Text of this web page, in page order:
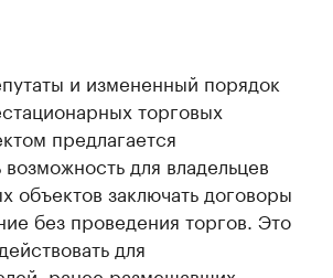
и измененный порядок
торговых
предлагается
для владельцев
объектов заключать договоры
без проведения торгов. Это
для